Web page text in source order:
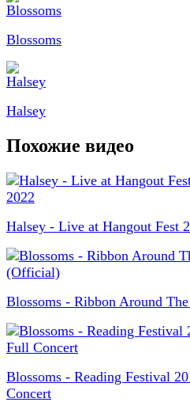
Blossoms
Halsey
Похожие видео
Halsey - Live at Hangout Fest
Blossoms - Ribbon Around
Blossoms - Reading Festival
Concert